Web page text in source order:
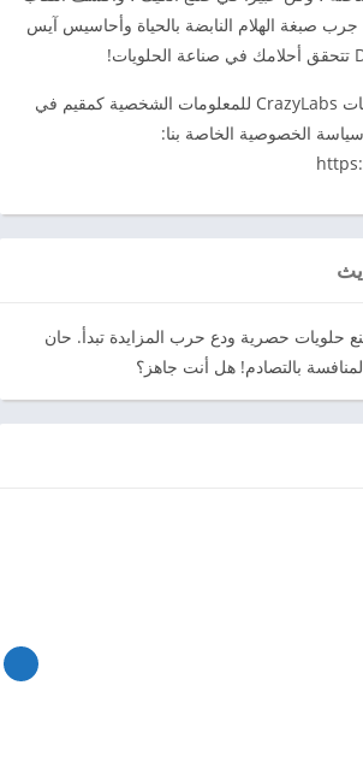
صبغة الهلام النابضة بالحياة وأحاسيس آيس
لإلغاء الاشتراك في مبيعات CrazyLabs للمعلومات الشخصية كمقيم في
سياسة الخصوصية الخاصة بنا:
حلويات حصرية ودع حرب المزايدة تبدأ. حان
بالتصادم! هل أنت جاهز؟